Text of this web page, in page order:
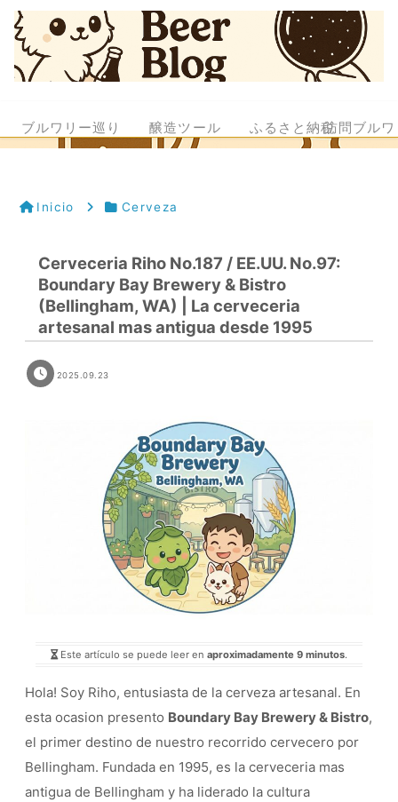
ブルワリー巡り 醸造ツール ふるさと納税訪問ブル
Inicio Cerveza
Cerveceria Riho No.187 / EE.UU. No.97:
Boundary Bay Brewery & Bistro
(Bellingham, WA) | La cerveceria
artesanal mas antigua desde 1995
2025.09.23
Este artículo se puede leer en aproximadamente 9 minutos.
Hola! Soy Riho, entusiasta de la cerveza artesanal. En
esta ocasion presento Boundary Bay Brewery & Bistro,
el primer destino de nuestro recorrido cervecero por
Bellingham. Fundada en 1995, es la cerveceria mas
antigua de Bellingham y ha liderado la cultura